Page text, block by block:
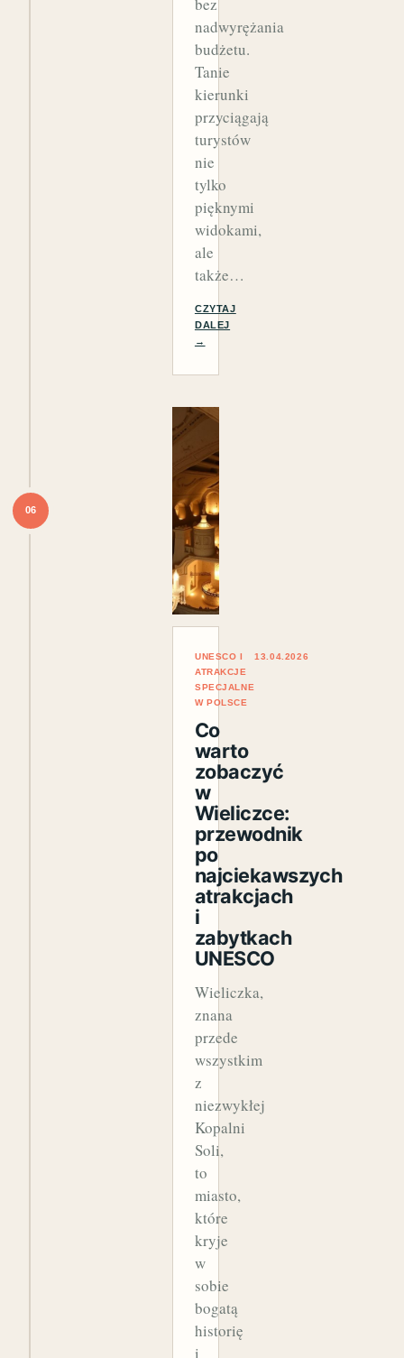
nadwyrężania
budżetu.
Tanie
kierunki
przyciągają
turystów
nie
tylko
pięknymi
widokami,
ale
także…
CZYTAJ
DALEJ
→
06
UNESCO I
ATRAKCJE
SPECJALNE
W POLSCE
13.04.2026
Co
warto
zobaczyć
w
Wieliczce:
przewodnik
po
najciekawszych
atrakcjach
i
zabytkach
UNESCO
Wieliczka,
znana
przede
wszystkim
z
niezwykłej
Kopalni
Soli,
to
miasto,
które
kryje
w
sobie
bogatą
historię
i